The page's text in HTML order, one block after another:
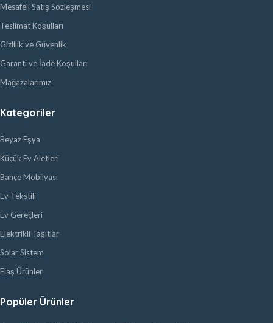
Mesafeli Satış Sözleşmesi
Teslimat Koşulları
Gizlilik ve Güvenlik
Garanti ve İade Koşulları
Mağazalarımız
Kategoriler
Beyaz Eşya
Küçük Ev Aletleri
Bahçe Mobilyası
Ev Tekstili
Ev Gereçleri
Elektrikli Taşıtlar
Solar Sistem
Flaş Ürünler
Popüler Ürünler